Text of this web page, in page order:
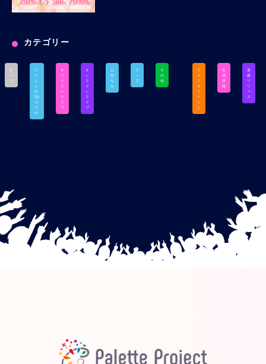
カテゴリー
す
べ
て
イ
ベ
ン
ト
出
演/
コ
ラ
ボ
オ
フ
ラ
イ
ン
ラ
イ
ブ
オ
ン
ラ
イ
ン
ラ
イ
ブ
お
知
ら
せ
グ
ッ
ズ
そ
の
他
ラ
イ
ブ
＆
イ
ベ
ン
ト
出
演
情
報
楽
曲
リ
リ
ー
ス